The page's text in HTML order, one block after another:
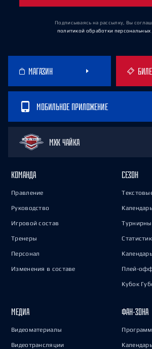
Подписываясь на рассылку, Вы
политикой обработки персональных
МАГАЗИН
МОБИЛЬНОЕ ПРИЛОЖЕНИЕ
МХК ЧАЙКА
КОМАНДА
Правление
Руководство
Игровой состав
Тренеры
Персонал
Изменения в составе
СЕЗОН
Плей-
Кубок
МЕДИА
Видеоматериалы
Видеотрансляции
ФАН-ЗОНА